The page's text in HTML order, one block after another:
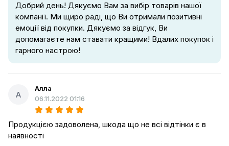
Добрий день! Дякуємо Вам за вибір товарів нашої
компанії. Ми щиро раді, що Ви отримали позитивні
емоції від покупки. Дякуємо за відгук, Ви
допомагаєте нам ставати кращими! Вдалих покупок і
гарного настрою!
А
Алла
06.11.2022 01:16
Продукцією задоволена, шкода що не всі відтінки є в
наявності